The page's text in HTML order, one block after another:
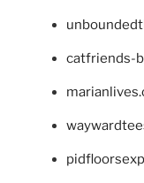
catfriends-